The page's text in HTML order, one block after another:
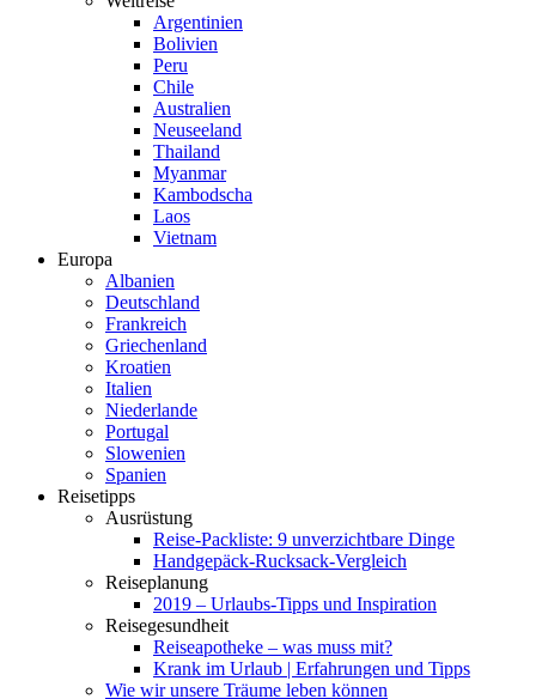
Argentinien
Bolivien
Peru
Chile
Australien
Neuseeland
Thailand
Myanmar
Kambodscha
Laos
Vietnam
Europa
Albanien
Deutschland
Frankreich
Griechenland
Kroatien
Italien
Niederlande
Portugal
Slowenien
Spanien
Reisetipps
Ausrüstung
Reise-Packliste: 9 unverzichtbare Dinge
Handgepäck-Rucksack-Vergleich
Reiseplanung
2019 – Urlaubs-Tipps und Inspiration
Reisegesundheit
Reiseapotheke – was muss mit?
Krank im Urlaub | Erfahrungen und Tipps
Wie wir unsere Träume leben können